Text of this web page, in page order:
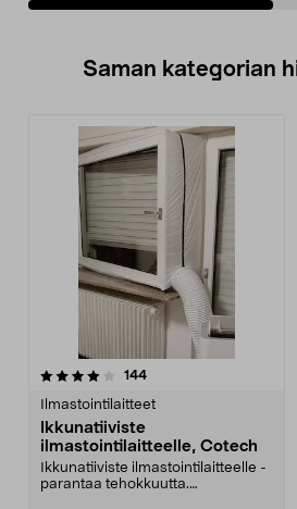
Saman kategorian
144arvostelut
Ilmastointilaitteet
Ikkunatiiviste
ilmastointilaitteelle, Cotech
Ikkunatiiviste ilmastointilaitteelle -
parantaa tehokkuutta.
3.5 viidestä